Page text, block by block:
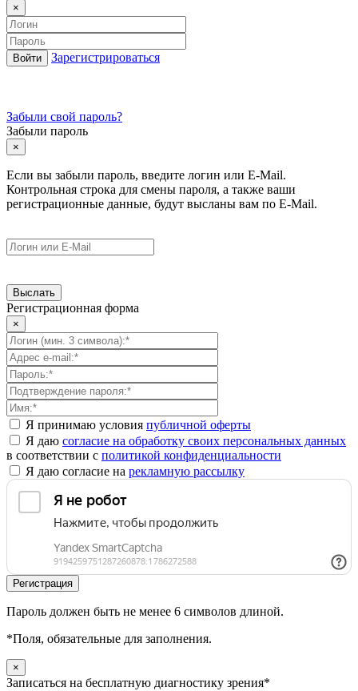
×
Зарегистрироваться
Забыли свой пароль?
Забыли пароль
×
Если вы забыли пароль, введите логин или E-Mail.
Контрольная строка для смены пароля, а также ваши
регистрационные данные, будут высланы вам по E-Mail.
Регистрационная форма
×
Я принимаю условия публичной оферты
Я даю согласие на обработку своих персональных данных
в соответствии с политикой конфиденциальности
Я даю согласие на рекламную рассылку
Пароль должен быть не менее 6 символов длиной.
*Поля, обязательные для заполнения.
×
Записаться на бесплатную диагностику зрения*